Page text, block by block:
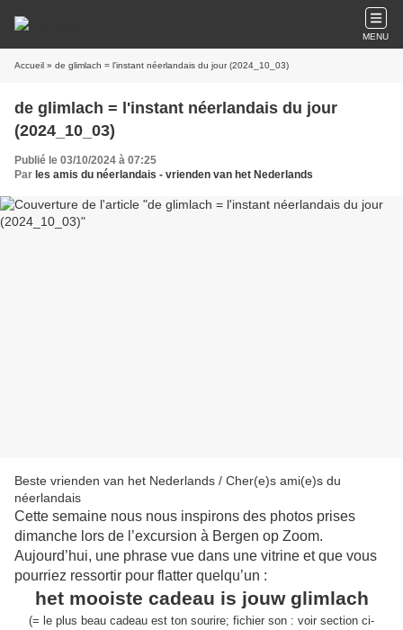
MENU
Accueil » de glimlach = l'instant néerlandais du jour (2024_10_03)
de glimlach = l'instant néerlandais du jour
(2024_10_03)
Publié le 03/10/2024 à 07:25
Par les amis du néerlandais - vrienden van het Nederlands
Beste vrienden van het Nederlands / Cher(e)s ami(e)s du
néerlandais
Cette semaine nous nous inspirons des photos prises
dimanche lors de l’excursion à Bergen op Zoom.
Aujourd’hui, une phrase vue dans une vitrine et que vous
pourriez ressortir pour flatter quelqu’un :
het mooiste cadeau is jouw glimlach
(= l e plus beau cadeau est ton sourire; fichier son : voir section ci-